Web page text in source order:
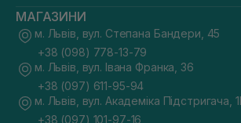
МАГАЗИНИ
м. Львів, вул. Степана Бандери, 45
+38 (098) 778-13-79
м. Львів, вул. Івана Франка, 36
+38 (097) 611-95-94
м. Львів, вул. Академіка Підстригача,
+38 (097) 101-97-16